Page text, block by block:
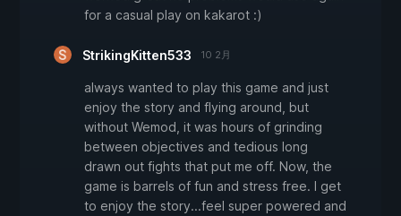
for a casual play on kakarot :)
StrikingKitten533 10 2月
always wanted to play this game and just
enjoy the story and flying around, but
without Wemod, it was hours of grinding
between objectives and tedious long
drawn out fights that put me off. Now, the
game is barrels of fun and stress free. I get
to enjoy the story...feel super powered and